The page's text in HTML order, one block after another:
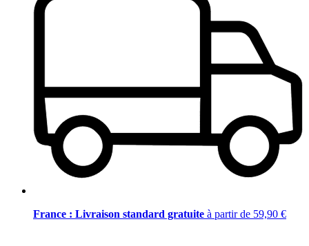
France : Livraison standard gratuite à partir de 59,90 €